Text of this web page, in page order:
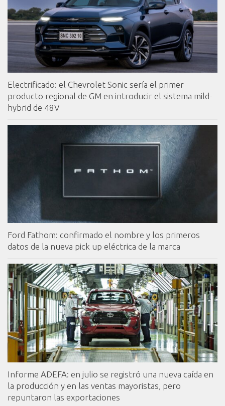
Electrificado: el Chevrolet Sonic sería el primer
producto regional de GM en introducir el sistema mild-
hybrid de 48V
Ford Fathom: confirmado el nombre y los primeros
datos de la nueva pick up eléctrica de la marca
Informe ADEFA: en julio se registró una nueva caída en
la producción y en las ventas mayoristas, pero
repuntaron las exportaciones